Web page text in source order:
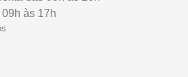
às 17h